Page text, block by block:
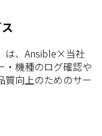
は、Ansible×当社
・機種のログ確認や
質向上のためのサー